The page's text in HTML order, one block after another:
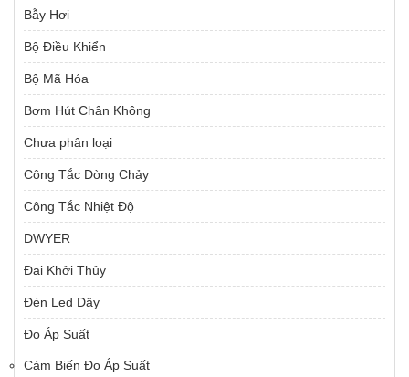
Bẫy Hơi
Bộ Điều Khiển
Bộ Mã Hóa
Bơm Hút Chân Không
Chưa phân loại
Công Tắc Dòng Chảy
Công Tắc Nhiệt Độ
DWYER
Đai Khởi Thủy
Đèn Led Dây
Đo Áp Suất
Cảm Biến Đo Áp Suất